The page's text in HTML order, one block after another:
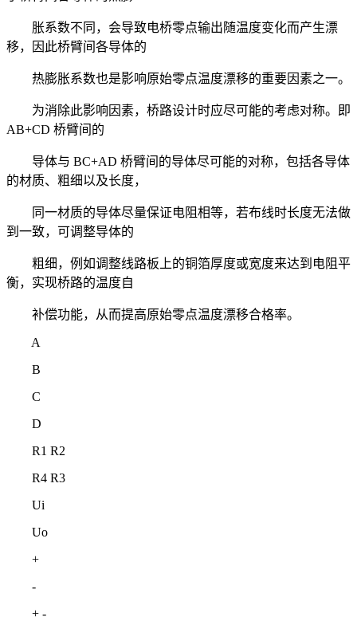
胀系数不同，会导致电桥零点输出随温度变化而产生漂
移，因此桥臂间各导体的
热膨胀系数也是影响原始零点温度漂移的重要因素之一。
为消除此影响因素，桥路设计时应尽可能的考虑对称。即
AB+CD 桥臂间的
导体与 BC+AD 桥臂间的导体尽可能的对称，包括各导体
的材质、粗细以及长度，
同一材质的导体尽量保证电阻相等，若布线时长度无法做
到一致，可调整导体的
粗细，例如调整线路板上的铜箔厚度或宽度来达到电阻平
衡，实现桥路的温度自
补偿功能，从而提高原始零点温度漂移合格率。
A
B
C
D
R1 R2
R4 R3
Ui
Uo
+
-
+ -